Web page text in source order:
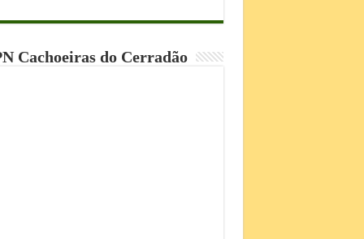
Cachoeiras do Cerradão